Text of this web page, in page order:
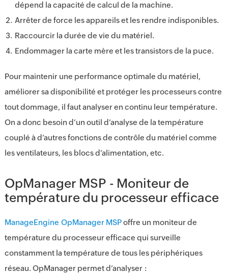
dépend la capacité de calcul de la machine.
Arrêter de force les appareils et les rendre indisponibles.
Raccourcir la durée de vie du matériel.
Endommager la carte mère et les transistors de la puce.
Pour maintenir une performance optimale du matériel,
améliorer sa disponibilité et protéger les processeurs contre
tout dommage, il faut analyser en continu leur température.
On a donc besoin d’un outil d’analyse de la température
couplé à d’autres fonctions de contrôle du matériel comme
les ventilateurs, les blocs d’alimentation, etc.
OpManager MSP- Moniteur de
température du processeur efficace
ManageEngine OpManager MSPoffre un moniteur de
température du processeur efficace qui surveille
constamment la température de tous les périphériques
réseau. OpManager permet d’analyser :